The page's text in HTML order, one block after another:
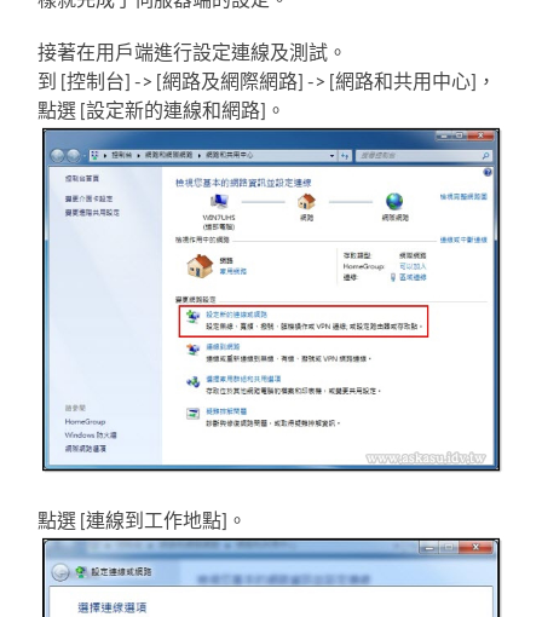
接著在用戶端進行設定連線及測試。
到 [控制台] -> [網路及網際網路] -> [網路和共用中心]，
點選 [設定新的連線和網路]。
點選 [連線到工作地點]。